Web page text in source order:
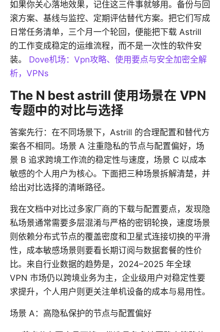
如果你关心落地效果，记住这三件事就够用。备份与回
滚方案、基线与监控、定期评估替代方案。把它们写成
日常任务清单，三个月一个轮回，便能把下载 Astrill
的工作变成稳定的运维流程，而不是一次性的软件安
装。 Dove机场：Vpn攻略、使用要点与安全加密全解
析，VPNs
The N best astrill 使用场景在 VPN
专题中的对比与选择
答案先行：在不同场景下，Astrill 的合理配置和替代方
案各不相同。场景 A 注重隐私的节点与配置偏好，场
景 B 追求跨境工作流的稳定性与速度，场景 C 以成本
敏感的个人用户为核心。下面把三种场景拆解清楚，并
给出对比选择的清晰路径。
我在文档中对比过多家厂商的下载与配置要点，发现隐
私场景通常需要多层混淆与严格的密钥轮换，速度场景
则依赖分布式节点的覆盖密度和卫星式连接切换的平滑
性，成本敏感场景则要看长期订阅与数据套餐的性价
比。来自行业数据的趋势是，2024–2025 年全球
VPN 市场仍以跨境业务为主，企业级用户对稳定性要
求提升，个人用户则更关注单机设备的成本与易用性。
场景 A：高隐私保护的节点与配置偏好